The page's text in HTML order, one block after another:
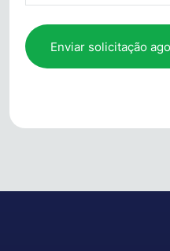
Enviar solicitação